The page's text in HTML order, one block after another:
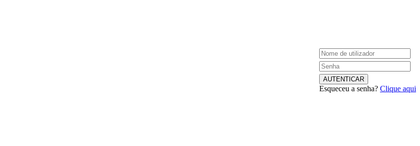
Esqueceu a senha? Clique aqui